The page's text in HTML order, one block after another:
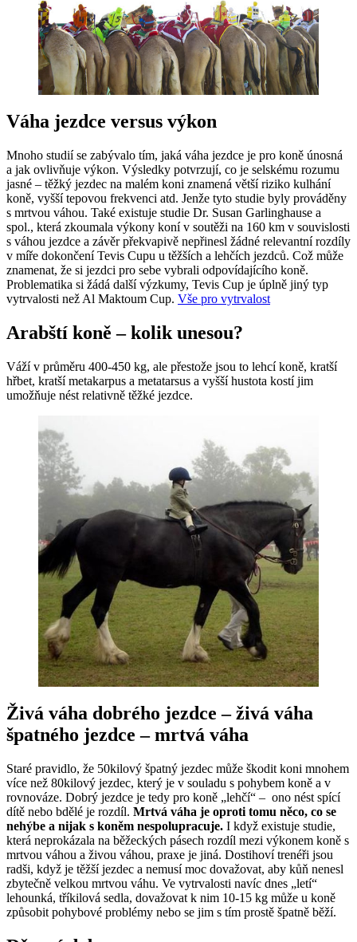
Váha jezdce versus výkon
Mnoho studií se zabývalo tím, jaká váha jezdce je pro koně únosná
a jak ovlivňuje výkon. Výsledky potvrzují, co je selskému rozumu
jasné – těžký jezdec na malém koni znamená větší riziko kulhání
koně, vyšší tepovou frekvenci atd. Jenže tyto studie byly prováděny
s mrtvou váhou. Také existuje studie Dr. Susan Garlinghause a
spol., která zkoumala výkony koní v soutěži na 160 km v souvislosti
s váhou jezdce a závěr překvapivě nepřinesl žádné relevantní rozdíly
v míře dokončení Tevis Cupu u těžších a lehčích jezdců. Což může
znamenat, že si jezdci pro sebe vybrali odpovídajícího koně.
Problematika si žádá další výzkumy, Tevis Cup je úplně jiný typ
vytrvalosti než Al Maktoum Cup. Vše pro vytrvalost
Arabští koně – kolik unesou?
Váží v průměru 400-450 kg, ale přestože jsou to lehcí koně, kratší
hřbet, kratší metakarpus a metatarsus a vyšší hustota kostí jim
umožňuje nést relativně těžké jezdce.
Živá váha dobrého jezdce – živá váha
špatného jezdce – mrtvá váha
Staré pravidlo, že 50kilový špatný jezdec může škodit koni mnohem
více než 80kilový jezdec, který je v souladu s pohybem koně a v
rovnováze. Dobrý jezdce je tedy pro koně „lehčí“ – ono nést spící
dítě nebo bdělé je rozdíl. Mrtvá váha je oproti tomu něco, co se
nehýbe a nijak s koněm nespolupracuje. I když existuje studie,
která neprokázala na běžeckých pásech rozdíl mezi výkonem koně s
mrtvou váhou a živou váhou, praxe je jiná. Dostihoví trenéři jsou
radši, když je těžší jezdec a nemusí moc dovažovat, aby kůň nenesl
zbytečně velkou mrtvou váhu. Ve vytrvalosti navíc dnes „letí“
lehounká, tříkilová sedla, dovažovat k nim 10-15 kg může u koně
způsobit pohybové problémy nebo se jim s tím prostě špatně běží.